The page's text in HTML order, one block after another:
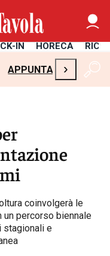
IN HORECA
APPUNTAMENTI
›
coinvolgerà le
percorso biennale
stagionali e